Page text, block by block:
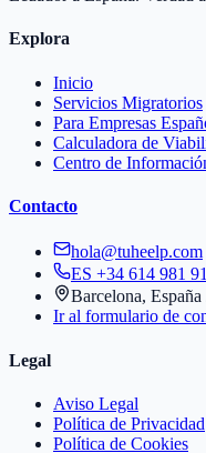
Explora
Inicio
Servicios Migratorios
Para Empresas
Calculadora de
Centro de
Contacto
hola@tuheelp.com
ES +34 614 981
Barcelona,
Ir al formulario de
Legal
Aviso Legal
Política de Privacidad
Política de Cookies